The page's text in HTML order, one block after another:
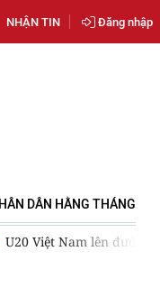
NHẬN TIN Đăng nhập
DÂN HẰNG THÁNG
U20 Việt Nam lên đường